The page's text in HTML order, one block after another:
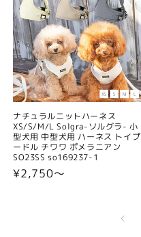
ナチュラルニットハーネス
XS/S/M/L Solgra-ソルグラ- 小
型犬用 中型犬用 ハーネス トイプ
ードル チワワ ポメラニアン
SO23SS so169237-1
通
¥2,750〜